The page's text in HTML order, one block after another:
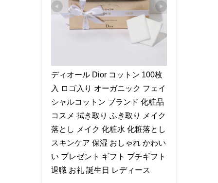
ディオール Dior コットン 100枚
入 ロゴ入り オーガニック フェイ
シャルコットン ブランド 化粧品
コスメ 拭き取り ふき取り メイク
落とし メイク 化粧水 化粧落とし
スキンケア 保湿 おしゃれ かわい
い プレゼント ギフト プチギフト
退職 お礼 誕生日 レディース